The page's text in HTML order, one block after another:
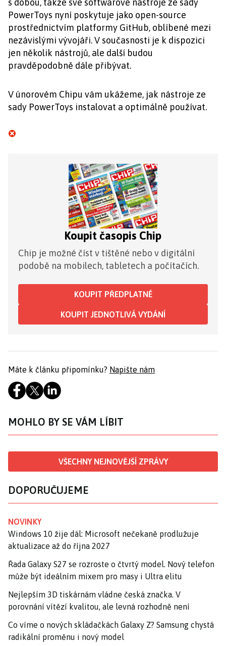
s dobou, takže své softwarové nástroje ze sady
PowerToys nyní poskytuje jako open-source
prostřednictvím platformy GitHub, oblíbené mezi
nezávislými vývojáři. V současnosti je k dispozici
jen několik nástrojů, ale další budou
pravděpodobně dále přibývat.
V únorovém Chipu vám ukážeme, jak nástroje ze
sady PowerToys instalovat a optimálně používat.
Koupit časopis Chip
Chip je možné číst v tištěné nebo v digitální
podobě na mobilech, tabletech a počítačích.
KOUPIT PŘEDPLATNÉ
KOUPIT JEDNOTLIVÁ VYDÁNÍ
Máte k článku připomínku? Napište nám
MOHLO BY SE VÁM LÍBIT
VŠECHNY NEJNOVĚJŠÍ ZPRÁVY
DOPORUČUJEME
NOVINKY
Windows 10 žije dál: Microsoft nečekaně prodlužuje
aktualizace až do října 2027
Řada Galaxy S27 se rozroste o čtvrtý model. Nový telefon
může být ideálním mixem pro masy i Ultra elitu
Nejlepším 3D tiskárnám vládne česká značka. V
porovnání vítězí kvalitou, ale levná rozhodně není
Co víme o nových skládačkách Galaxy Z? Samsung chystá
radikální proměnu i nový model